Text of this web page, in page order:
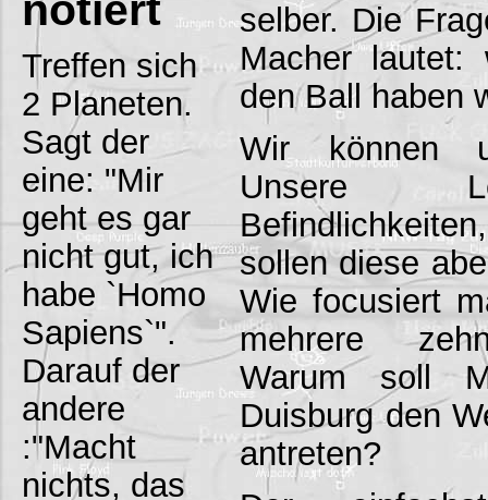
Treffen sich
2 Planeten.
Sagt der
eine: "Mir
geht es gar
nicht gut, ich
habe `Homo
Sapiens`".
Darauf der
andere
:"Macht
nichts, das
selber. Die
Macher lautet:
den Ball haben
Wir können
Unsere
sollen diese
Wie focusiert
mehrere
Warum soll
Duisburg den
antreten?